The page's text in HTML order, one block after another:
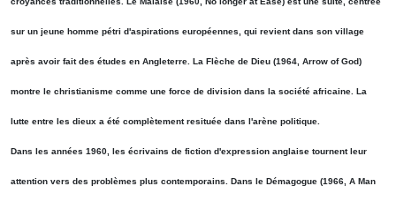
sur un jeune homme pétri d'aspirations européennes, qui revient dans son village
après avoir fait des études en Angleterre. La Flèche de Dieu (1964, Arrow of God)
montre le christianisme comme une force de division dans la société africaine. La
lutte entre les dieux a été complètement resituée dans l'arène politique.
Dans les années 1960, les écrivains de fiction d'expression anglaise tournent leur
attention vers des problèmes plus contemporains. Dans le Démagogue (1966, A Man